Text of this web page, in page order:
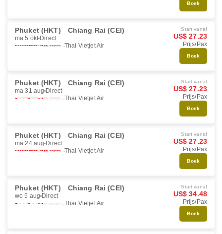
Boek
Phuket (HKT) Chiang Rai (CEI)
ma 5 okt Direct
Thai Vietjet Air
Start vanaf
US$ 27.23
Prijs/Pax
Boek
Phuket (HKT) Chiang Rai (CEI)
ma 31 aug Direct
Thai Vietjet Air
Start vanaf
US$ 27.23
Prijs/Pax
Boek
Phuket (HKT) Chiang Rai (CEI)
ma 24 aug Direct
Thai Vietjet Air
Start vanaf
US$ 27.23
Prijs/Pax
Boek
Phuket (HKT) Chiang Rai (CEI)
wo 5 aug Direct
Thai Vietjet Air
Start vanaf
US$ 34.48
Prijs/Pax
Boek